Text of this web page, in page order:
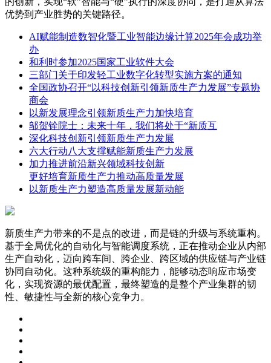
优势到产业胜势的关键路径。
AI赋能制造数智化暨工业智能边缘计算2025年会成功举
办
和利时参加2025国家工业软件大会
三部门关于印发轻工业数字化转型实施方案的通知
全国政协召开“以科技创新引领新质生产力发展”专题协
商会
以新发展理念引领新质生产力加快培育
邬贺铨院士：未来十年，我们将处于“新质互
深化科技创新引领新质生产力发展
六大行动八大支撑赋能新质生产力发展
加力推进前沿新兴领域科技创新
更好培育新质生产力推动高质量发展
以新质生产力塑造高质量发展新动能
新质生产力带来的不是点的改进，而是链的升级与系统重构。
基于全局优化的自动化与智能调度系统，正在推动企业从内部
生产自动化，迈向跨车间、跨企业、跨区域的供应链与产业链
协同自动化。这种系统级的重构能力，能够动态响应市场变
化，实现资源的最优配置，最终塑造的是整个产业集群的韧
性、敏捷性与全新的核心竞争力。